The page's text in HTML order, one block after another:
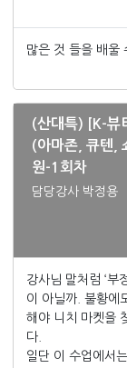
많은 것 들을 배울
(산대특) [K-뷰
(아마존, 큐텐,
원-1회차
담당강사 박정용
강사님 말처럼 ‘부
이 아닐까. 불황에
해야 니치 마켓을
다.
일단 이 수업에서